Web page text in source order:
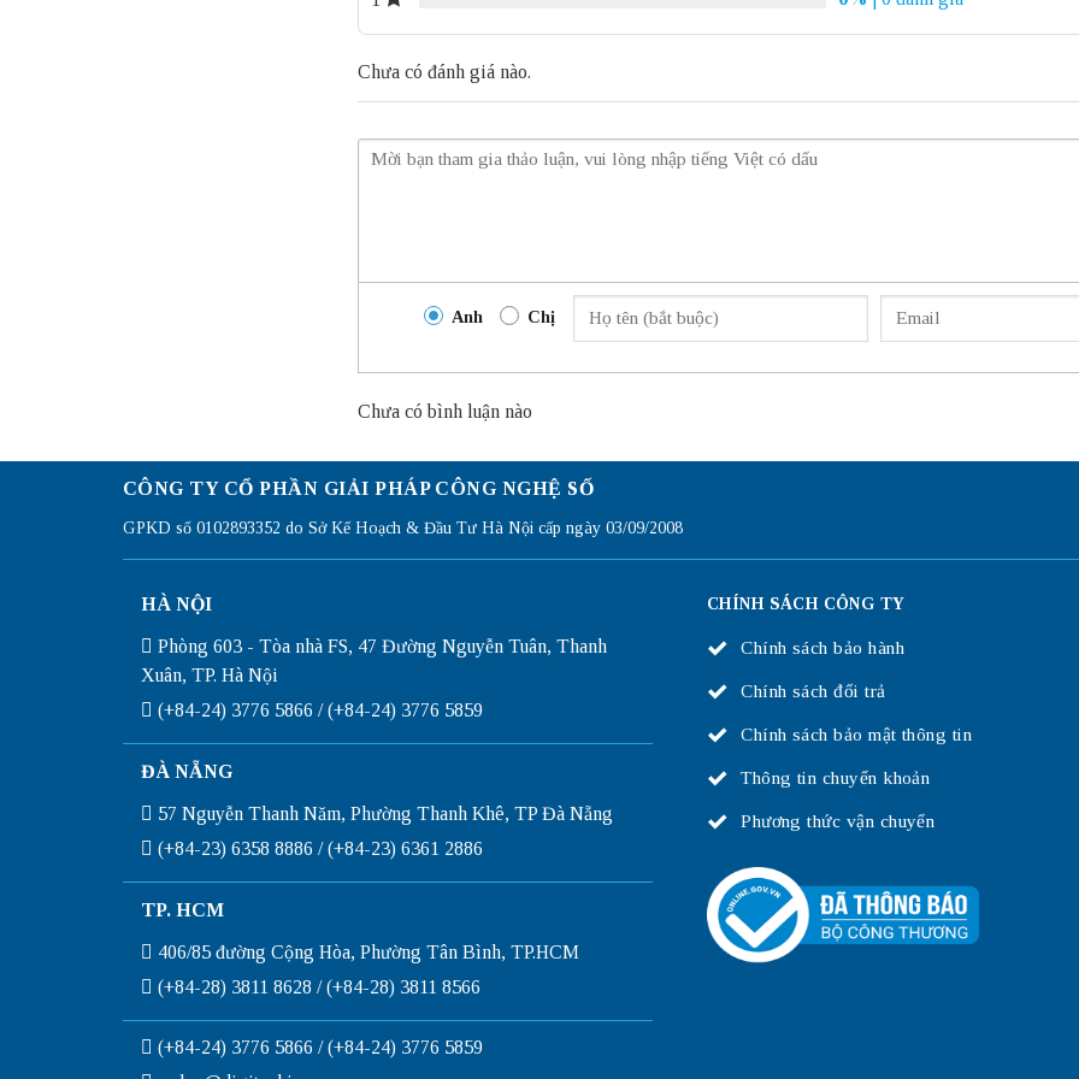
Chưa có đánh giá nào.
Anh Chị
Chưa có bình luận nào
CÔNG TY CỔ PHẦN GIẢI PHÁP CÔNG NGHỆ SỐ
GPKD số 0102893352 do Sở Kế Hoạch & Đầu Tư Hà Nội cấp ngày 03/09/2008
HÀ NỘI
Phòng 603 - Tòa nhà FS, 47 Đường Nguyễn Tuân, Thanh
Xuân, TP. Hà Nội
(+84-24) 3776 5866 / (+84-24) 3776 5859
ĐÀ NẴNG
57 Nguyễn Thanh Năm, Phường Thanh Khê, TP Đà Nẵng
(+84-23) 6358 8886 / (+84-23) 6361 2886
TP. HCM
406/85 đường Cộng Hòa, Phường Tân Bình, TP.HCM
(+84-28) 3811 8628 / (+84-28) 3811 8566
(+84-24) 3776 5866 / (+84-24) 3776 5859
CHÍNH SÁCH CÔNG TY
Chính sách bảo hành
Chính sách đổi trả
Chính sách bảo mật thông tin
Thông tin chuyển khoản
Phương thức vận chuyển